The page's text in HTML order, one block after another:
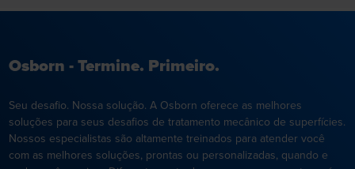
Osborn - Termine. Primeiro.
Seu desafio. Nossa solução. A Osborn oferece as melhores
soluções para seus desafios de tratamento mecânico de superfícies.
Nossos especialistas são altamente treinados para atender você
com as melhores soluções, prontas ou personalizadas, quando e